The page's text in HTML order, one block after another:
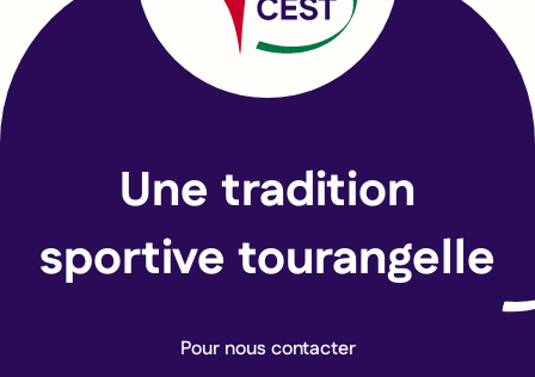
Une tradition
sportive tourangelle
Pour nous contacter